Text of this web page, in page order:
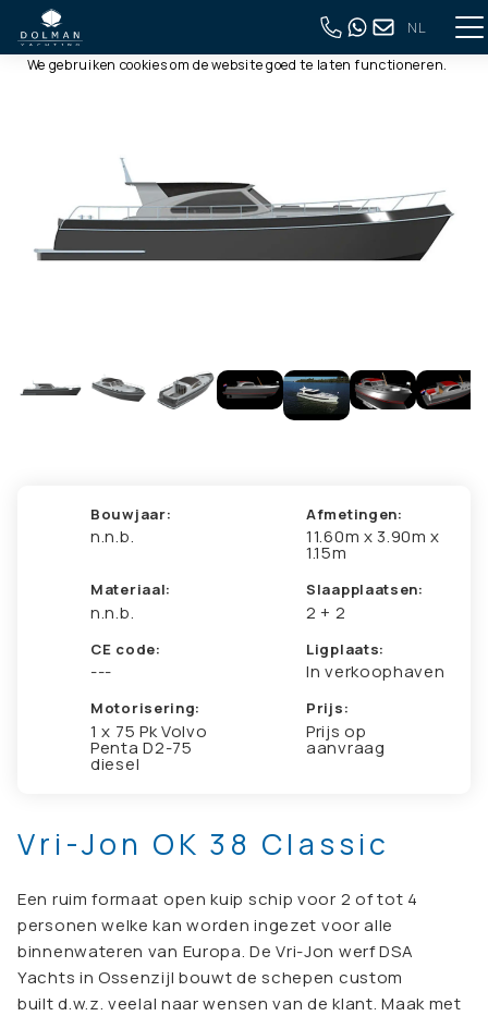
NL
Terug naar volledig overzicht
Bouwjaar:
n.n.b.
Afmetingen:
11.60m x 3.90m x
1.15m
Materiaal:
n.n.b.
Slaapplaatsen:
2 + 2
CE code:
---
Ligplaats:
In verkoophaven
Motorisering:
1 x 75 Pk Volvo
Penta D2-75
diesel
Prijs:
Prijs op
aanvraag
Vri-Jon OK 38 Classic
Een ruim formaat open kuip schip voor 2 of tot 4
personen welke kan worden ingezet voor alle
binnenwateren van Europa. De Vri-Jon werf DSA
Yachts in Ossenzijl bouwt de schepen custom
built d.w.z. veelal naar wensen van de klant. Maak met
Deze website gebruikt cookies
We gebruiken cookies om de website goed te laten functioneren.